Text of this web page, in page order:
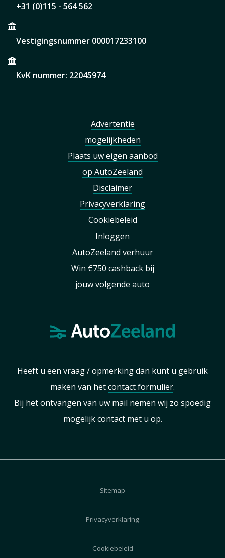
+31 (0)115 - 564 562
Vestigingsnummer 000017233100
KvK nummer: 22045974
Advertentie
mogelijkheden
Plaats uw eigen aanbod
op AutoZeeland
Disclaimer
Privacyverklaring
Cookiebeleid
Inloggen
AutoZeeland verhuur
Win €750 cashback bij
jouw volgende auto
Heeft u een vraag / opmerking dan kunt u gebruik
maken van hetcontact formulier.
Bij het ontvangen van uw mail nemen wij zo spoedig
mogelijk contact met u op.
Sitemap
Privacyverklaring
Cookiebeleid